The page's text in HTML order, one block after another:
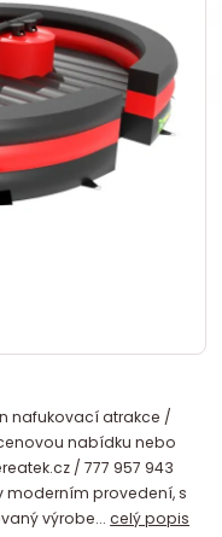
nafukovací atrakce /
nabídku nebo
/ 777 957 943
moderním provedení, s
výrobe...celý popis